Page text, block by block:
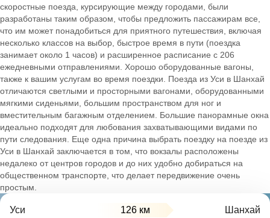
скоростные поезда, курсирующие между городами, были
разработаны таким образом, чтобы предложить пассажирам все,
что им может понадобиться для приятного путешествия, включая
несколько классов на выбор, быстрое время в пути (поездка
занимает около 1 часов) и расширенное расписание с 206
ежедневными отправлениями. Хорошо оборудованные вагоны,
также к вашим услугам во время поездки. Поезда из Уси в Шанхай
отличаются светлыми и просторными вагонами, оборудованными
мягкими сиденьями, большим пространством для ног и
вместительным багажным отделением. Большие панорамные окна
идеально подходят для любования захватывающими видами по
пути следования. Еще одна причина выбрать поездку на поезде из
Уси в Шанхай заключается в том, что вокзалы расположены
недалеко от центров городов и до них удобно добираться на
общественном транспорте, что делает передвижение очень
простым.
Уси 126 км Шанхай